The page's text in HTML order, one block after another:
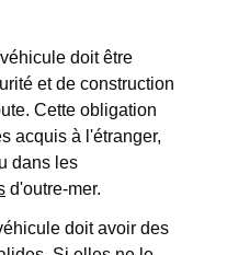
doit être
et de construction
Cette obligation
acquis à l'étranger,
dans les
d'outre-mer.
doit avoir des